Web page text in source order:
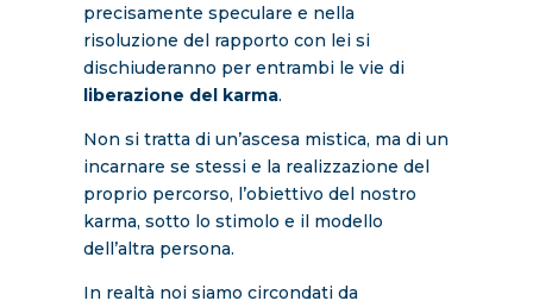
precisamente speculare e nella
risoluzione del rapporto con lei si
dischiuderanno per entrambi le vie di
liberazione del karma.
Non si tratta di un’ascesa mistica, ma di un
incarnare se stessi e la realizzazione del
proprio percorso, l’obiettivo del nostro
karma, sotto lo stimolo e il modello
dell’altra persona.
In realtà noi siamo circondati da